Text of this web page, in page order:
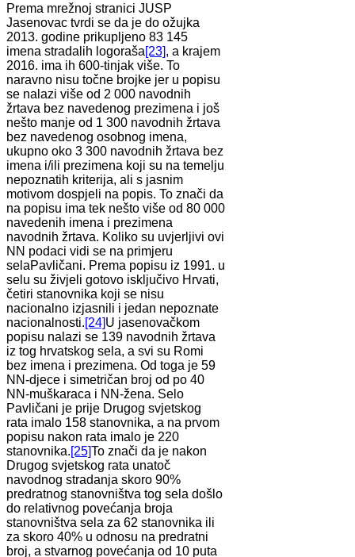
Prema mrežnoj stranici JUSP
Jasenovac tvrdi se da je do ožujka
2013. godine prikupljeno 83 145
imena stradalih logoraša[23], a krajem
2016. ima ih 600-tinjak više. To
naravno nisu točne brojke jer u popisu
se nalazi više od 2 000 navodnih
žrtava bez navedenog prezimena i još
nešto manje od 1 300 navodnih žrtava
bez navedenog osobnog imena,
ukupno oko 3 300 navodnih žrtava bez
imena i/ili prezimena koji su na temelju
nepoznatih kriterija, ali s jasnim
motivom dospjeli na popis. To znači da
na popisu ima tek nešto više od 80 000
navedenih imena i prezimena
navodnih žrtava. Koliko su uvjerljivi ovi
NN podaci vidi se na primjeru
selaPavličani. Prema popisu iz 1991. u
selu su živjeli gotovo isključivo Hrvati,
četiri stanovnika koji se nisu
nacionalno izjasnili i jedan nepoznate
nacionalnosti.[24]U jasenovačkom
popisu nalazi se 139 navodnih žrtava
iz tog hrvatskog sela, a svi su Romi
bez imena i prezimena. Od toga je 59
NN-djece i simetričan broj od po 40
NN-muškaraca i NN-žena. Selo
Pavličani je prije Drugog svjetskog
rata imalo 158 stanovnika, a na prvom
popisu nakon rata imalo je 220
stanovnika.[25]To znači da je nakon
Drugog svjetskog rata unatoč
navodnog stradanja skoro 90%
predratnog stanovništva tog sela došlo
do relativnog povećanja broja
stanovništva sela za 62 stanovnika ili
za skoro 40% u odnosu na predratni
broj, a stvarnog povećanja od 10 puta